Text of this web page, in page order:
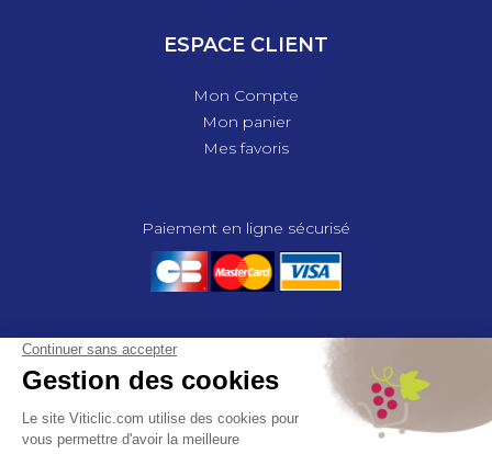
ESPACE CLIENT
Mon Compte
Mon panier
Mes favoris
Paiement en ligne sécurisé
© 2025 - GROUPE COMPAS, TOUS DROITS RÉSERVÉS.
MENTIONS LÉGALES
CGV
POLITIQUE DE CONFIDENTIALITÉ